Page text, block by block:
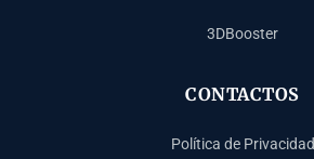
3DBooster
CONTACTOS
Política de Privacidad